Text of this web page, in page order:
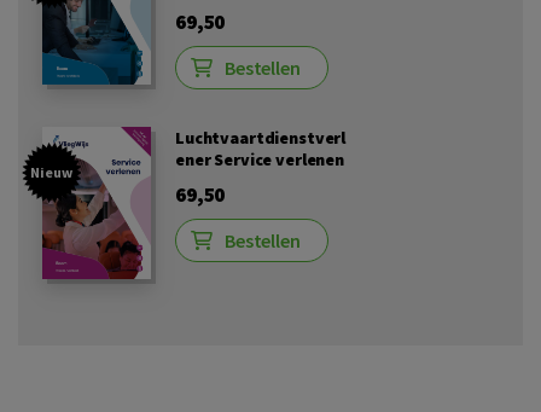
69,50
Bestellen
Nieuw
Luchtvaartdienstverl
ener Service verlenen
69,50
Bestellen